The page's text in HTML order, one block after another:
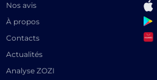
Nos avis
À propos
Contacts
Actualités
Analyse ZOZI